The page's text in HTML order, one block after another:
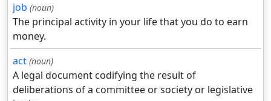
job (noun)
The principal activity in your life that you do to earn
money.
act (noun)
A legal document codifying the result of
deliberations of a committee or society or legislative